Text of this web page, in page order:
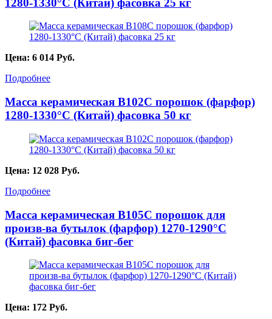
1280-1330°С (Китай) фасовка 25 кг
Цена: 6 014 Руб.
Подробнее
Масса керамическая B102C порошок (фарфор)
1280-1330°С (Китай) фасовка 50 кг
Цена: 12 028 Руб.
Подробнее
Масса керамическая B105C порошок для
произв-ва бутылок (фарфор) 1270-1290°С
(Китай) фасовка биг-бег
Цена: 172 Руб.